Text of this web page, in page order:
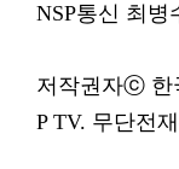
NSP통신 최병
저작권자ⓒ 한
P TV. 무단전